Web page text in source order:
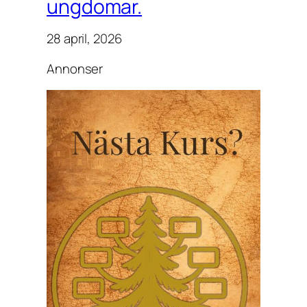
ungdomar.
28 april, 2026
Annonser